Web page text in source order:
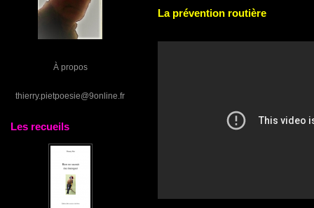
À propos
thierry.pietpoesie@9online.fr
Les recueils
La prévention routière